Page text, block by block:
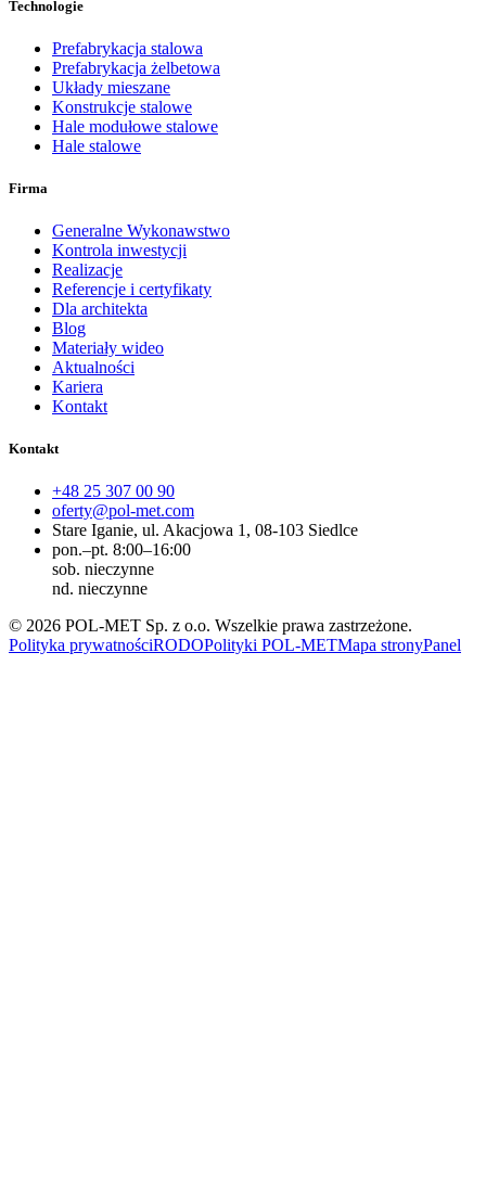
Technologie
Prefabrykacja stalowa
Prefabrykacja żelbetowa
Układy mieszane
Konstrukcje stalowe
Hale modułowe stalowe
Hale stalowe
Firma
Generalne Wykonawstwo
Kontrola inwestycji
Realizacje
Referencje i certyfikaty
Dla architekta
Blog
Materiały wideo
Aktualności
Kariera
Kontakt
Kontakt
+48 25 307 00 90
oferty@pol-met.com
Stare Iganie, ul. Akacjowa 1, 08-103 Siedlce
pon.–pt. 8:00–16:00
sob. nieczynne
nd. nieczynne
© 2026 POL-MET Sp. z o.o. Wszelkie prawa zastrzeżone.
Polityka prywatnościRODOPolityki POL-METMapa stronyPanel